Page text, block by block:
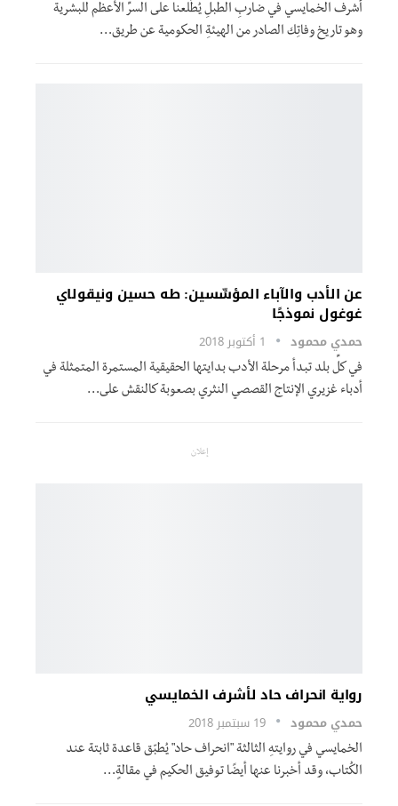
أشرف الخمايسي في ضاربِ الطبلِ يُطْلعنا على السرِّ الأعظم للبشرية
وهو تاريخ وفاتِك الصادر من الهيئةِ الحكومية عن طريق…
عن الأدب والآباء المؤسِّسين: طه حسين ونيقولاي
غوغول نموذجًا
حمدي محمود 1 أكتوبر 2018
في كلِّ بلد تبدأ مرحلة الأدب بدايتها الحقيقية المستمرة المتمثلة في
أدباء غزيري الإنتاج القصصي النثري بصعوبة كالنقش على…
إعلان
رواية انحراف حاد لأشرف الخمايسي
حمدي محمود 19 سبتمبر 2018
الخمايسي في روايتهِ الثالثة "انحراف حاد" يُطبّق قاعدة ثابتة عند
الكُتاب، وقد أخبرنا عنها أيضًا توفيق الحكيم في مقالةٍ…